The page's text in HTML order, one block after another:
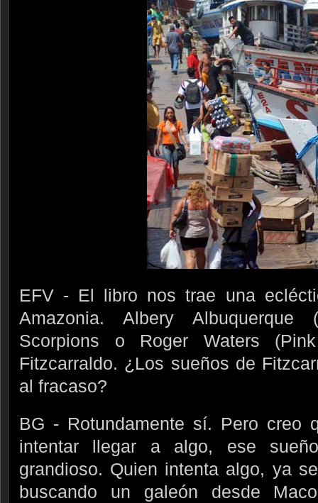
EFV - El libro nos trae una
Amazonia. Albery Albuquerque
Scorpions o Roger Waters
Fitzcarraldo. ¿Los sueños de
al fracaso?
BG - Rotundamente sí. Pero creo
intentar llegar a algo, ese
grandioso. Quien intenta algo, ya
buscando un galeón desde